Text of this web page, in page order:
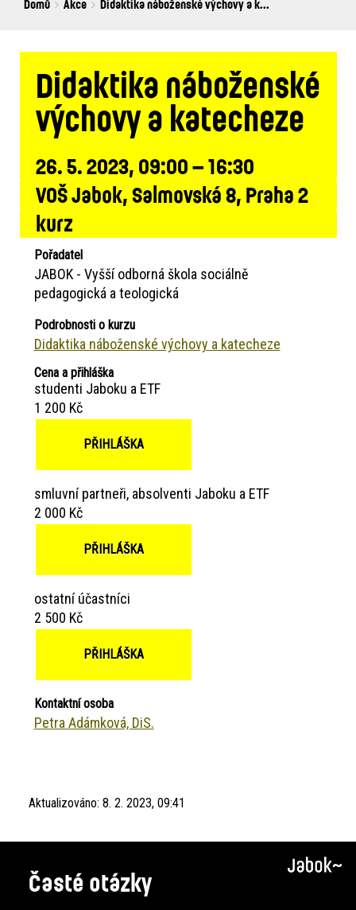
Breadcrumbs
You
Domů Akce Didaktika náboženské výchovy a k...
Didaktika náboženské
výchovy a katecheze
26. 5. 2023, 09:00 – 16:30
VOŠ Jabok, Salmovská 8, Praha 2
kurz
Pořadatel
JABOK - Vyšší odborná škola sociálně
pedagogická a teologická
Podrobnosti o kurzu
Didaktika náboženské výchovy a katecheze
Cena a přihláška
studenti Jaboku a ETF
1 200 Kč
PŘIHLÁŠKA
smluvní partneři, absolventi Jaboku a ETF
2 000 Kč
PŘIHLÁŠKA
ostatní účastníci
2 500 Kč
PŘIHLÁŠKA
Kontaktní osoba
Petra Adámková, DiS.
Aktualizováno: 8. 2. 2023, 09:41
Časté otázky